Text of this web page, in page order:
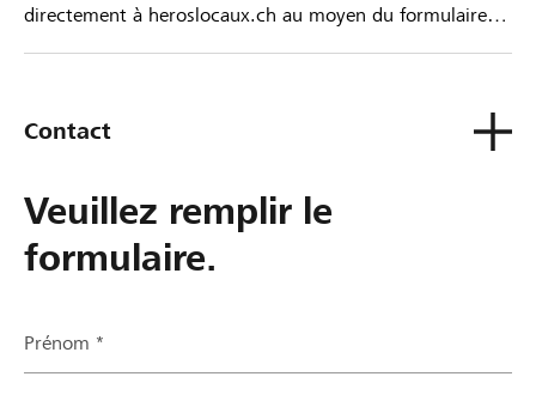
directement à heroslocaux.ch au moyen du formulaire
Contact
Veuillez remplir le
formulaire.
Prénom *